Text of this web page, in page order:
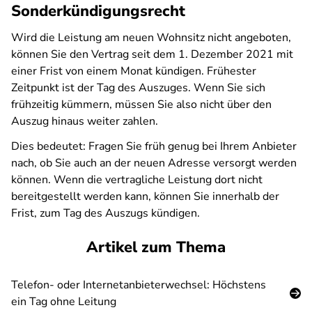
Sonderkündigungsrecht
Wird die Leistung am neuen Wohnsitz nicht angeboten,
können Sie den Vertrag seit dem 1. Dezember 2021 mit
einer Frist von einem Monat kündigen. Frühester
Zeitpunkt ist der Tag des Auszuges. Wenn Sie sich
frühzeitig kümmern, müssen Sie also nicht über den
Auszug hinaus weiter zahlen.
Dies bedeutet: Fragen Sie früh genug bei Ihrem Anbieter
nach, ob Sie auch an der neuen Adresse versorgt werden
können. Wenn die vertragliche Leistung dort nicht
bereitgestellt werden kann, können Sie innerhalb der
Frist, zum Tag des Auszugs kündigen.
Artikel zum Thema
Telefon- oder Internetanbieterwechsel: Höchstens
ein Tag ohne Leitung